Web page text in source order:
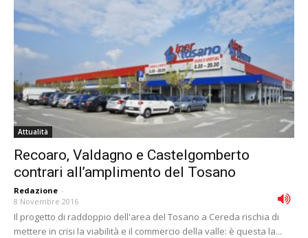
Attualità
Recoaro, Valdagno e Castelgomberto
contrari all’amplimento del Tosano
Redazione -
8 Novembre 2016
Il progetto di raddoppio dell'area del Tosano a Cereda rischia di
mettere in crisi la viabilità e il commercio della valle: è questa la...